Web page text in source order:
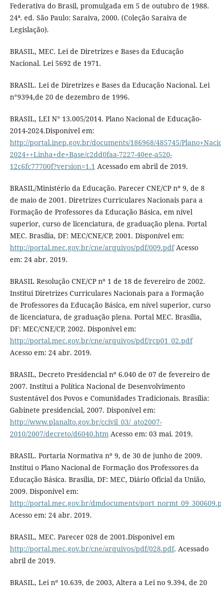
Federativa do Brasil, promulgada em 5 de outubro de 1988.
24ª. ed. São Paulo: Saraiva, 2000. (Coleção Saraiva de
Legislação).
BRASIL, MEC. Lei de Diretrizes e Bases da Educação
Nacional. Lei 5692 de 1971.
BRASIL. Lei de Diretrizes e Bases da Educação Nacional. Lei
n°9394,de 20 de dezembro de 1996.
BRASIL, LEI N° 13.005/2014. Plano Nacional de Educação-
2014-2024.Disponível em:
http://portal.inep.gov.br/documents/186968/485745/
2024++Linha+de+Base/c2dd0faa-7227-40ee-a520-
12c6fc77700f?version=1.1 Acessado em abril de 2019.
BRASIL/Ministério da Educação. Parecer CNE/CP nº 9, de 8
de maio de 2001. Diretrizes Curriculares Nacionais para a
Formação de Professores da Educação Básica, em nível
superior, curso de licenciatura, de graduação plena. Portal
MEC. Brasília, DF: MEC/CNE/CP, 2001. Disponível em:
http://portal.mec.gov.br/cne/arquivos/pdf/009.pdfAcesso
em: 24 abr. 2019.
BRASIL Resolução CNE/CP nº 1 de 18 de fevereiro de 2002.
Institui Diretrizes Curriculares Nacionais para a Formação
de Professores da Educação Básica, em nível superior, curso
de licenciatura, de graduação plena. Portal MEC. Brasília,
DF: MEC/CNE/CP, 2002. Disponível em:
http://portal.mec.gov.br/cne/arquivos/pdf/rcp01_02.pdf
Acesso em: 24 abr. 2019.
BRASIL, Decreto Presidencial nº 6.040 de 07 de fevereiro de
2007. Institui a Política Nacional de Desenvolvimento
Sustentável dos Povos e Comunidades Tradicionais. Brasília:
Gabinete presidencial, 2007. Disponível em:
http://www.planalto.gov.br/ccivil_03/_ato2007-
2010/2007/decreto/d6040.htmAcesso em: 03 mai. 2019.
BRASIL. Portaria Normativa nº 9, de 30 de junho de 2009.
Institui o Plano Nacional de Formação dos Professores da
Educação Básica. Brasília, DF: MEC, Diário Oficial da União,
2009. Disponível em:
http://portal.mec.gov.br/dmdocuments/
Acesso em: 24 abr. 2019.
BRASIL, MEC. Parecer 028 de 2001.Disponivel em
http://portal.mec.gov.br/cne/arquivos/pdf/028.pdf. Acessado
abril de 2019.
BRASIL, Lei nº 10.639, de 2003, Altera a Lei no 9.394, de 20